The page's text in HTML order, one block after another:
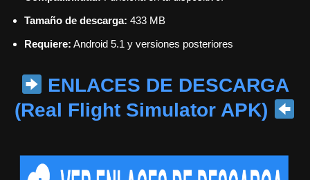
Tamaño de descarga: 433 MB
Requiere: Android 5.1 y versiones posteriores
ENLACES DE DESCARGA
(Real Flight Simulator APK)